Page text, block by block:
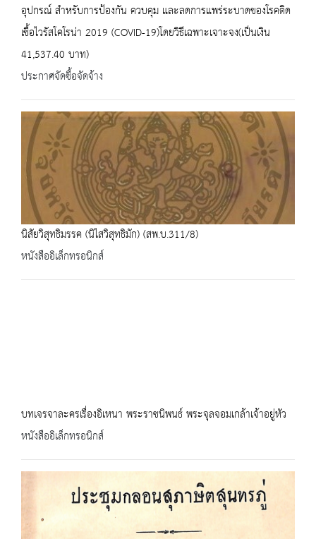
อุปกรณ์ สำหรับการป้องกัน ควบคุม และลดการแพร่ระบาดของโรคติด
เชื้อไวรัสโคโรน่า 2019 (COVID-19)โดยวิธีเฉพาะเจาะจง(เป็นเงิน
41,537.40 บาท)
ประกาศจัดซื้อจัดจ้าง
นิสัยวิสุทธิมรรค (นิไสวิสุทธิมัก) (สพ.บ.311/8)
หนังสืออิเล็กทรอนิกส์
บทเจรจาละครเรื่องอิเหนา พระราชนิพนธ์ พระจุลจอมเกล้าเจ้าอยู่หัว
หนังสืออิเล็กทรอนิกส์